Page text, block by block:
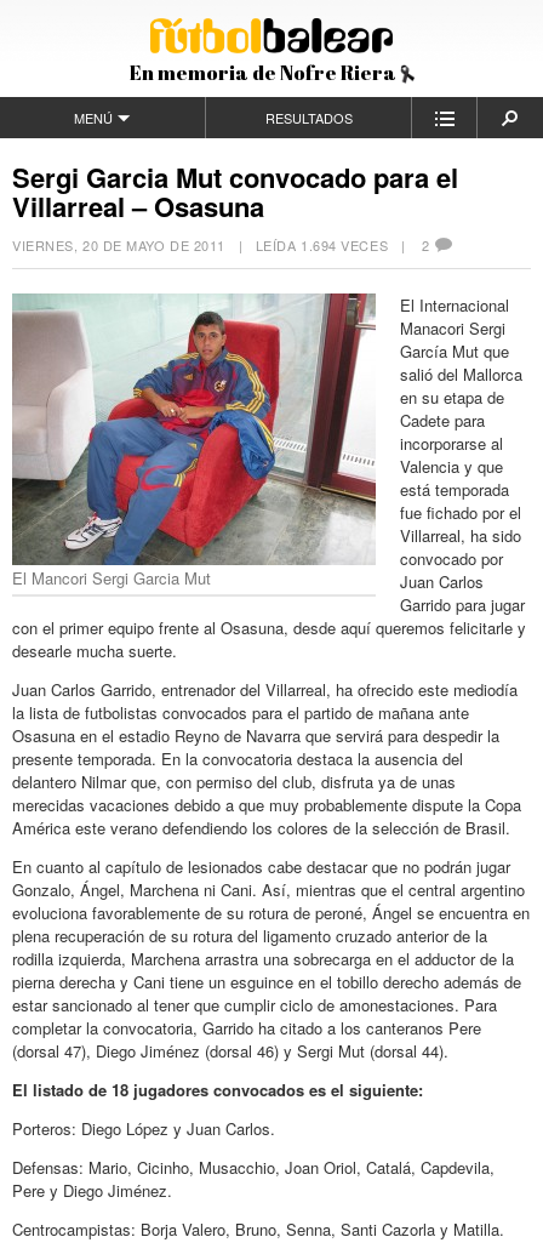
En memoria de Nofre Riera
MENÚ RESULTADOS
Sergi Garcia Mut convocado para el
Villarreal – Osasuna
VIERNES, 20 DE MAYO DE 2011 | LEÍDA 1.694 VECES |2
El Mancori Sergi Garcia Mut
El Internacional
Manacori Sergi
García Mut que
salió del Mallorca
en su etapa de
Cadete para
incorporarse al
Valencia y que
está temporada
fue fichado por el
Villarreal, ha sido
convocado por
Juan Carlos
Garrido para jugar
con el primer equipo frente al Osasuna, desde aquí queremos felicitarle y
desearle mucha suerte.
Juan Carlos Garrido, entrenador del Villarreal, ha ofrecido este mediodía
la lista de futbolistas convocados para el partido de mañana ante
Osasuna en el estadio Reyno de Navarra que servirá para despedir la
presente temporada. En la convocatoria destaca la ausencia del
delantero Nilmar que, con permiso del club, disfruta ya de unas
merecidas vacaciones debido a que muy probablemente dispute la Copa
América este verano defendiendo los colores de la selección de Brasil.
En cuanto al capítulo de lesionados cabe destacar que no podrán jugar
Gonzalo, Ángel, Marchena ni Cani. Así, mientras que el central argentino
evoluciona favorablemente de su rotura de peroné, Ángel se encuentra en
plena recuperación de su rotura del ligamento cruzado anterior de la
rodilla izquierda, Marchena arrastra una sobrecarga en el adductor de la
pierna derecha y Cani tiene un esguince en el tobillo derecho además de
estar sancionado al tener que cumplir ciclo de amonestaciones. Para
completar la convocatoria, Garrido ha citado a los canteranos Pere
(dorsal 47), Diego Jiménez (dorsal 46) y Sergi Mut (dorsal 44).
El listado de 18 jugadores convocados es el siguiente:
Porteros: Diego López y Juan Carlos.
Defensas: Mario, Cicinho, Musacchio, Joan Oriol, Catalá, Capdevila,
Pere y Diego Jiménez.
Centrocampistas: Borja Valero, Bruno, Senna, Santi Cazorla y Matilla.